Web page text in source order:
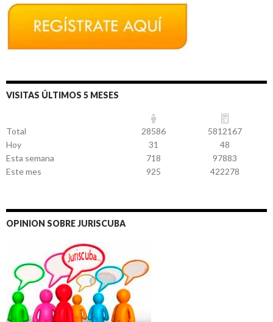
VISITAS ÚLTIMOS 5 MESES
Total 28586
5812167
Hoy
31
48
Esta semana
718
97883
Este mes
925 422278
OPINION SOBRE JURISCUBA